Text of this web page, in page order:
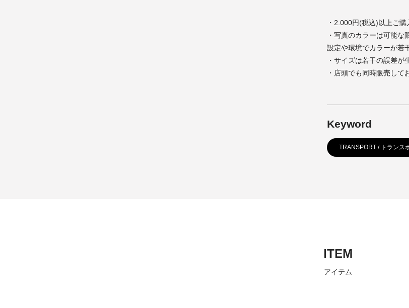
・2.000円(税込)以上ご
・写真のカラーは可能
設定や環境でカラーが若
・サイズは若干の誤差が
・店頭でも同時販売して
Keyword
TRANSPORT / トランス
ITEM
アイテム